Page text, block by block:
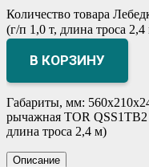
Количество товара
(г/п 1,0 т, длина троса
В КОРЗИНУ
Габариты, мм:
рычажная TOR QSS1TB2
длина троса 2,4 м)
Описание